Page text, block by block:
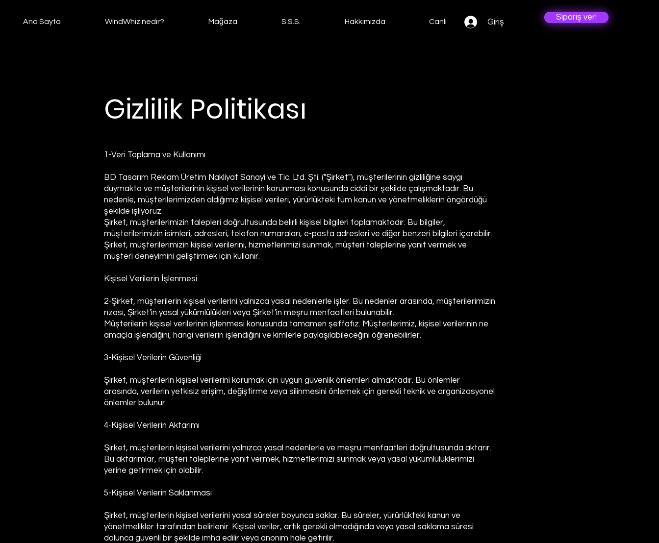
Ana Sayfa WindWhiz nedir? Mağaza S.S.S. Hakkımızda Canlı Giriş
Sipariş ver!
Gizlilik Politikası
1-Veri Toplama ve Kullanımı
BD Tasarım Reklam Üretim Nakliyat Sanayi ve Tic. Ltd. Şti. ("Şirket"), müşterilerinin gizliliğine saygı
duymakta ve müşterilerinin kişisel verilerinin korunması konusunda ciddi bir şekilde çalışmaktadır. Bu
nedenle, müşterilerimizden aldığımız kişisel verileri, yürürlükteki tüm kanun ve yönetmeliklerin öngördüğü
şekilde işliyoruz.
Şirket, müşterilerimizin talepleri doğrultusunda belirli kişisel bilgileri toplamaktadır. Bu bilgiler,
müşterilerimizin isimleri, adresleri, telefon numaraları, e-posta adresleri ve diğer benzeri bilgileri içerebilir.
Şirket, müşterilerimizin kişisel verilerini, hizmetlerimizi sunmak, müşteri taleplerine yanıt vermek ve
müşteri deneyimini geliştirmek için kullanır.
Kişisel Verilerin İşlenmesi
2-Şirket, müşterilerin kişisel verilerini yalnızca yasal nedenlerle işler. Bu nedenler arasında, müşterilerimizin
rızası, Şirket'in yasal yükümlülükleri veya Şirket'in meşru menfaatleri bulunabilir.
Müşterilerin kişisel verilerinin işlenmesi konusunda tamamen şeffafız. Müşterilerimiz, kişisel verilerinin ne
amaçla işlendiğini, hangi verilerin işlendiğini ve kimlerle paylaşılabileceğini öğrenebilirler.
3-Kişisel Verilerin Güvenliği
Şirket, müşterilerin kişisel verilerini korumak için uygun güvenlik önlemleri almaktadır. Bu önlemler
arasında, verilerin yetkisiz erişim, değiştirme veya silinmesini önlemek için gerekli teknik ve organizasyonel
önlemler bulunur.
4-Kişisel Verilerin Aktarımı
Şirket, müşterilerin kişisel verilerini yalnızca yasal nedenlerle ve meşru menfaatleri doğrultusunda aktarır.
Bu aktarımlar, müşteri taleplerine yanıt vermek, hizmetlerimizi sunmak veya yasal yükümlülüklerimizi
yerine getirmek için olabilir.
5-Kişisel Verilerin Saklanması
Şirket, müşterilerin kişisel verilerini yasal süreler boyunca saklar. Bu süreler, yürürlükteki kanun ve
yönetmelikler tarafından belirlenir. Kişisel veriler, artık gerekli olmadığında veya yasal saklama süresi
dolunca güvenli bir şekilde imha edilir veya anonim hale getirilir.